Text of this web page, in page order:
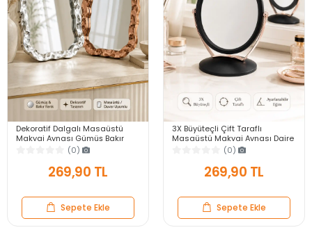
Dekoratif Dalgalı Masaüstü
Makyaj Aynası Gümüş Bakır
Çerçeveli Modern Yakın Duvar
(0)
269,90 TL
Sepete Ekle
3X Büyüteçli Çift Taraflı
Masaüstü Makyaj Aynası Daire
Siyah Rose Gold Standlı
Dekoratif Yakın Ayna
(0)
269,90 TL
Sepete Ekle